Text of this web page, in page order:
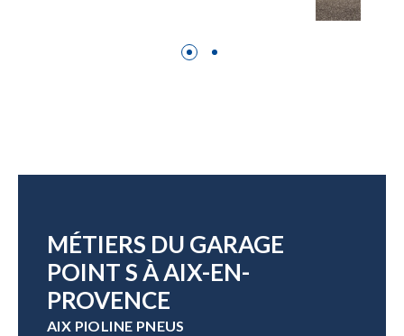
MÉTIERS DU GARAGE
POINT S À AIX-EN-
PROVENCE
AIX PIOLINE PNEUS